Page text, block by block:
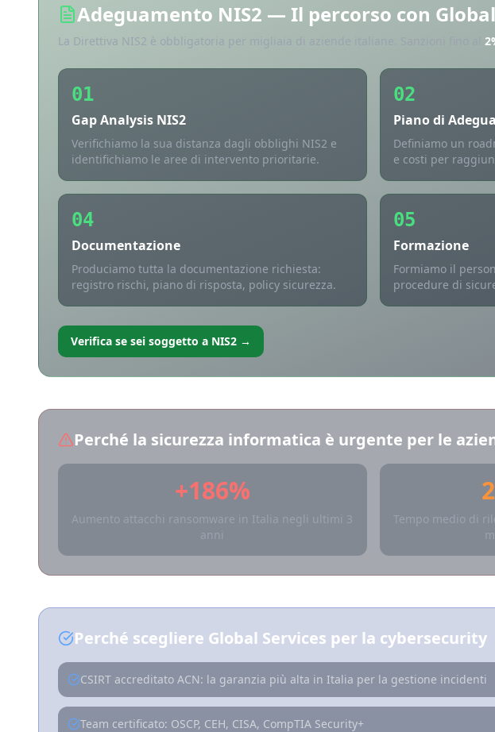
Adeguamento NIS2 — Il percorso con
La Direttiva NIS2 è obbligatoria per migliaia di aziende italiane. Sanzioni fino al
01
Gap Analysis NIS2
Verifichiamo la sua distanza dagli obblighi NIS2 e
identifichiamo le aree di intervento prioritarie.
02
Piano di
Definiamo un
e costi per
04
Documentazione
Produciamo tutta la documentazione richiesta:
registro rischi, piano di risposta, policy sicurezza.
05
Formazione
Formiamo il
procedure di
Verifica se sei soggetto a NIS2 →
Perché la sicurezza informatica è urgente per le
+186%
Aumento attacchi ransomware in Italia negli ultimi 3
anni
Tempo medio di
Perché scegliere Global Services per la cybersecurity
CSIRT accreditato ACN: la garanzia più alta in Italia per la gestione incidenti
Team certificato: OSCP, CEH, CISA, CompTIA Security+